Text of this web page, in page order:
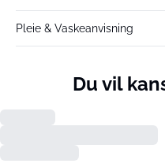
Pleie & Vaskeanvisning
Du vil